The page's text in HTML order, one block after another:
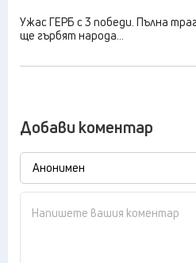
Ужас ГЕРБ с 3 победи. Пълна
ще гърбят народа...
Добави коментар